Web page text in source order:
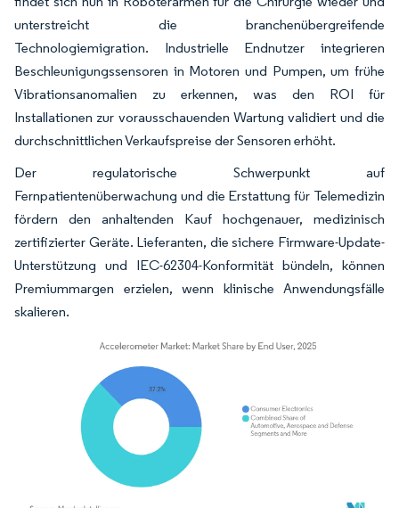
unterstreicht die branchenübergreifende
Technologiemigration. Industrielle Endnutzer integrieren
Beschleunigungssensoren in Motoren und Pumpen, um frühe
Vibrationsanomalien zu erkennen, was den ROI für
Installationen zur vorausschauenden Wartung validiert und die
durchschnittlichen Verkaufspreise der Sensoren erhöht.
Der regulatorische Schwerpunkt auf
Fernpatientenüberwachung und die Erstattung für Telemedizin
fördern den anhaltenden Kauf hochgenauer, medizinisch
zertifizierter Geräte. Lieferanten, die sichere Firmware-Update-
Unterstützung und IEC-62304-Konformität bündeln, können
Premiummargen erzielen, wenn klinische Anwendungsfälle
skalieren.